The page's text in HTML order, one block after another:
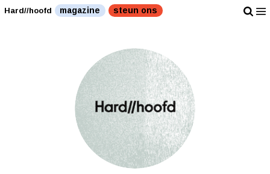
Hard//hoofd magazine steun ons